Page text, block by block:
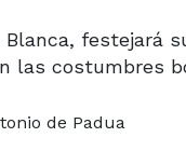
festejará
las costumbres